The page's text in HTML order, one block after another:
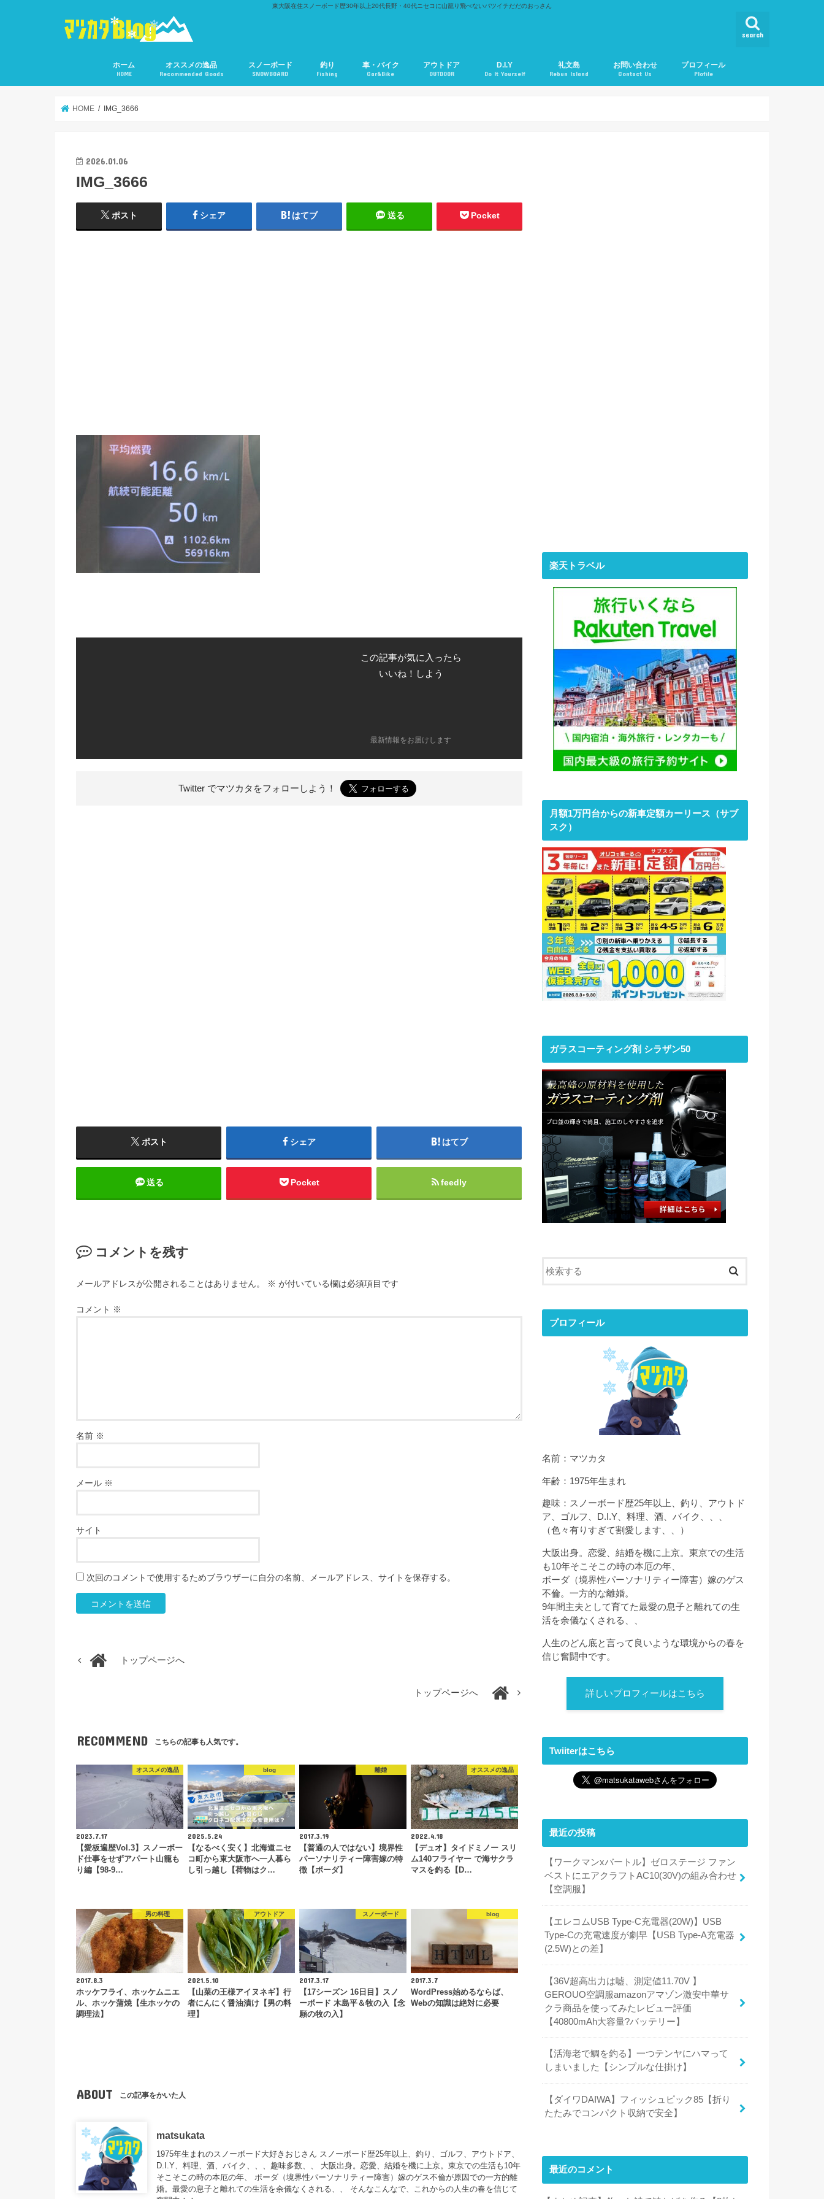
東大阪在住スノーボード歴30年以上20代長野・40代ニセコに山籠り飛べないバツイチだだのおっさん
search
ホーム
HOME
オススメの逸品
Recommended Goods
スノーボード
SNOWBOARD
釣り
Fishing
車・バイク
Car&Bike
アウトドア
OUTDOOR
D.I.Y
Do It Yourself
礼文島
Rebun Island
お問い合わせ
Contact Us
プロフィール
Plofile
HOME IMG_3666
2026.01.06
IMG_3666
ポスト シェア はてブ 送る Pocket
この記事が気に入ったら
いいね！しよう
最新情報をお届けします
Twitter でマツカタをフォローしよう！
ポスト シェア はてブ
送る Pocket feedly
コメントを残す
メールアドレスが公開されることはありません。 ※ が付いている欄は必須項目です
コメント ※
名前 ※
メール ※
サイト
次回のコメントで使用するためブラウザーに自分の名前、メールアドレス、サイトを保存する。
トップページへ
トップページへ
RECOMMEND こちらの記事も人気です。
オススメの逸品
2023.7.17
【愛板遍歴Vol.3】スノーボー
ド仕事をせずアパート山籠も
り編【98-9…
blog
2025.5.24
【なるべく安く】北海道ニセ
コ町から東大阪市へ一人暮ら
し引っ越し【荷物はク…
離婚
2017.3.19
【普通の人ではない】境界性
パーソナリティー障害嫁の特
徴【ボーダ】
オススメの逸品
2022.4.18
【デュオ】タイドミノー スリ
ム140フライヤー で海サクラ
マスを釣る【D…
男の料理
2017.8.3
ホッケフライ、ホッケムニエ
ル、ホッケ蒲焼【生ホッケの
調理法】
アウトドア
2021.5.10
【山菜の王様アイヌネギ】行
者にんにく醤油漬け【男の料
理】
スノーボード
2017.3.17
【17シーズン 16日目】スノ
ーボード 木島平＆牧の入【念
願の牧の入】
blog
2017.3.7
WordPress始めるならば、
Webの知識は絶対に必要
ABOUT この記事をかいた人
matsukata
1975年生まれのスノーボード大好きおじさん スノーボード歴25年以上、釣り、ゴルフ、アウトドア、
D.I.Y、料理、酒、バイク、、、趣味多数、、 大阪出身。恋愛、結婚を機に上京。東京での生活も10年
そこそこの時の本厄の年、 ボーダ（境界性パーソナリティー障害）嫁のゲス不倫が原因での一方的離
婚。最愛の息子と離れての生活を余儀なくされる、、 そんなこんなで、これからの人生の春を信じて
楽天トラベル
月額1万円台からの新車定額カーリース（サブ
スク）
ガラスコーティング剤 シラザン50
プロフィール
名前：マツカタ
年齢：1975年生まれ
趣味：スノーボード歴25年以上、釣り、アウトド
ア、ゴルフ、D.I.Y、料理、酒、バイク、、、
（色々有りすぎて割愛します、、）
大阪出身。恋愛、結婚を機に上京。東京での生活
も10年そこそこの時の本厄の年、
ボーダ（境界性パーソナリティー障害）嫁のゲス
不倫。一方的な離婚。
9年間主夫として育てた最愛の息子と離れての生
活を余儀なくされる、、
人生のどん底と言って良いような環境からの春を
信じ奮闘中です。
詳しいプロフィールはこちら
Twiiterはこちら
最近の投稿
【ワークマンxバートル】ゼロステージ ファン
ベストにエアクラフトAC10(30V)の組み合わせ
【空調服】
【エレコムUSB Type-C充電器(20W)】USB
Type-Cの充電速度が劇早【USB Type-A充電器
(2.5W)との差】
【36V超高出力は嘘、測定値11.70V 】
GEROUO空調服amazonアマゾン激安中華サ
クラ商品を使ってみたレビュー評価
【40800mAh大容量?バッテリー】
【活海老で鯛を釣る】一つテンヤにハマって
しまいました【シンプルな仕掛け】
【ダイワDAIWA】フィッシュピック85【折り
たたみでコンパクト収納で安全】
最近のコメント